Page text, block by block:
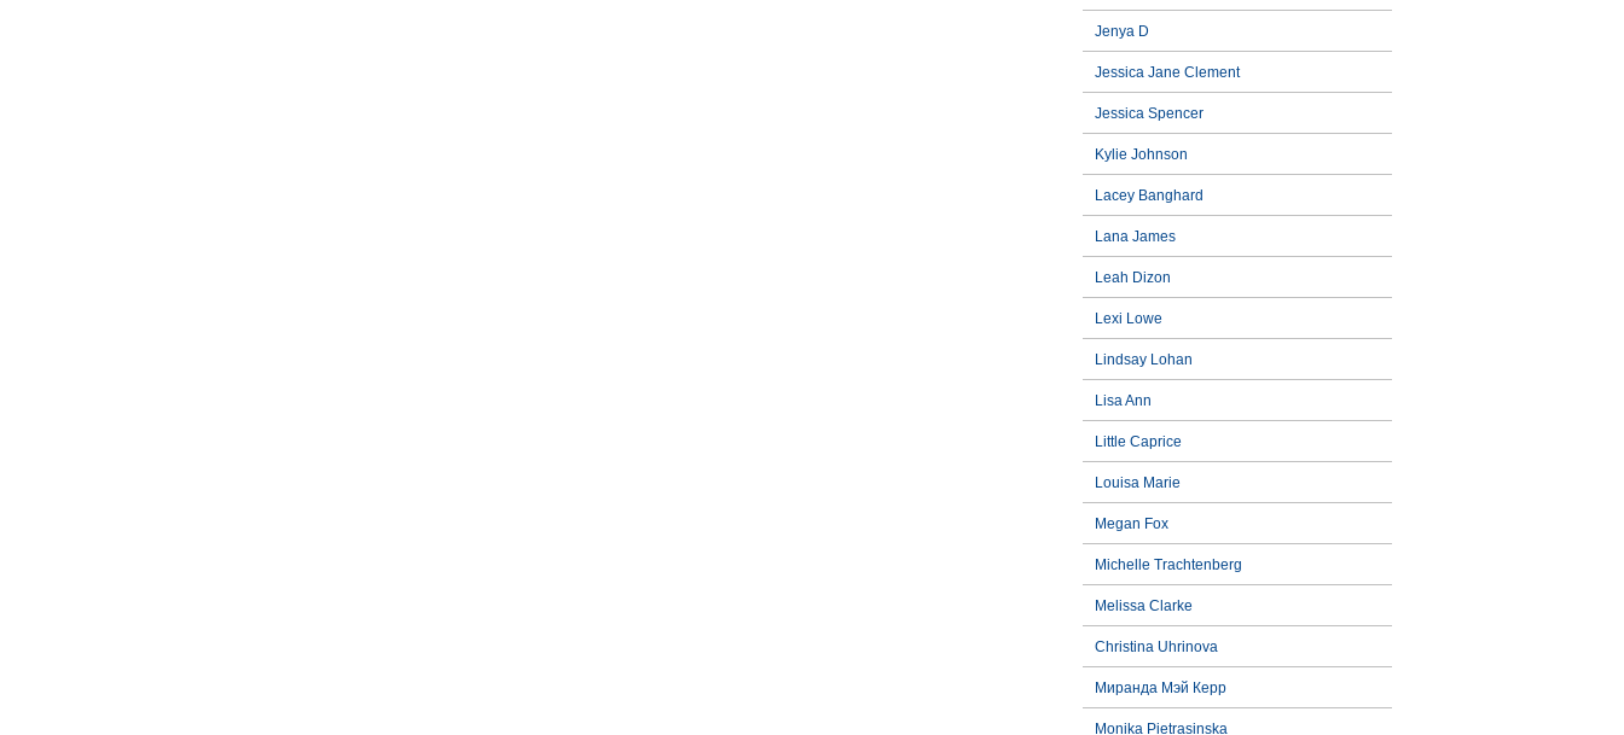
Jenya D
Jessica Jane Clement
Jessica Spencer
Kylie Johnson
Lacey Banghard
Lana James
Leah Dizon
Lexi Lowe
Lindsay Lohan
Lisa Ann
Little Caprice
Louisa Marie
Megan Fox
Michelle Trachtenberg
Melissa Clarke
Christina Uhrinova
Миранда Мэй Керр
Monika Pietrasinska